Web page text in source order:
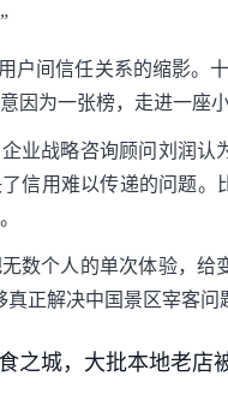
户间信任关系的缩影。
因为一张榜，走进一座
业战略咨询顾问刘润认
信用难以传递的问题
数个人的单次体验，给
真正解决中国景区宰客
之城，大批本地老店